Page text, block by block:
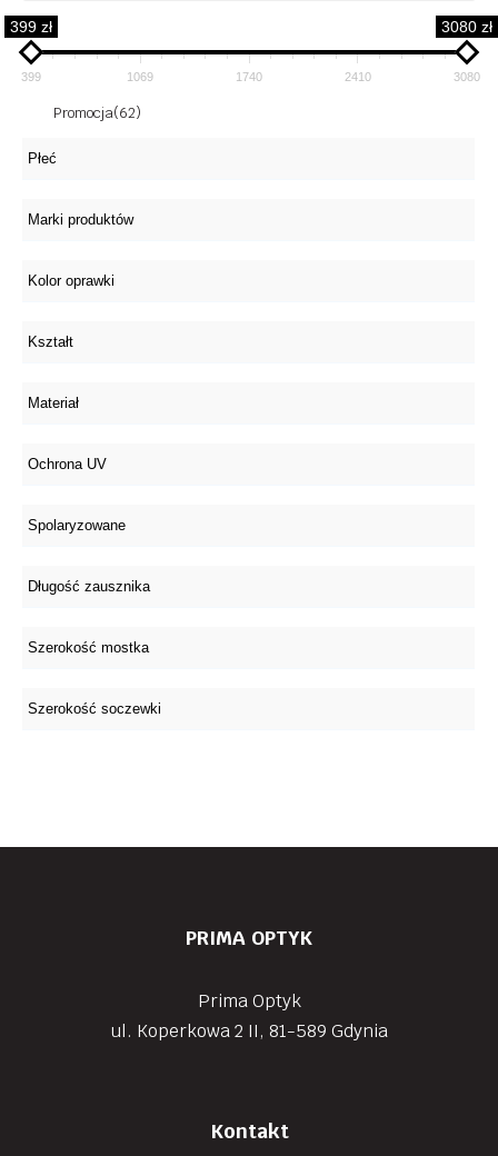
399 zł 3080 zł
399 1069 1740 2410 3080
Promocja(62)
PRIMA OPTYK
Prima Optyk
ul. Koperkowa 2 II, 81-589 Gdynia
Kontakt